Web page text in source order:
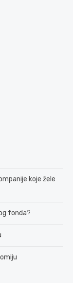
koje žele
fonda?